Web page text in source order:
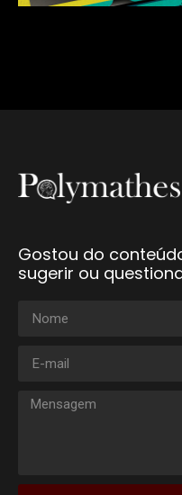
Gostou do
sugerir ou